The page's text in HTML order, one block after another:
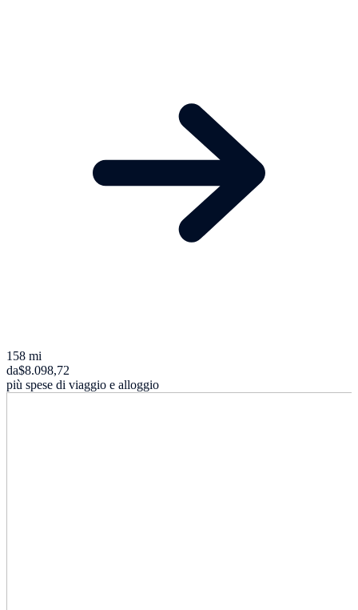
158 mi
da$8.098,72
più spese di viaggio e alloggio